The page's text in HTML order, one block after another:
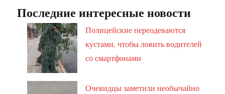
Последние интересные новости
Полицейские переодеваются
кустами, чтобы ловить водителей
со смартфонами
Очевидцы заметили необычайно